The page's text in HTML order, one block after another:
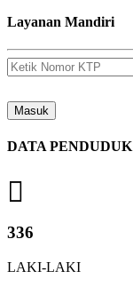
Layanan Mandiri
Masuk
DATA PENDUDUK
336
LAKI-LAKI